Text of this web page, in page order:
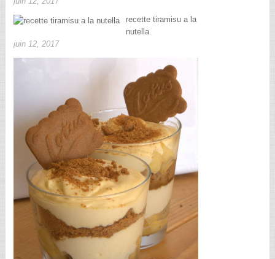
recette tiramisu a la
nutella
juin 12, 2017